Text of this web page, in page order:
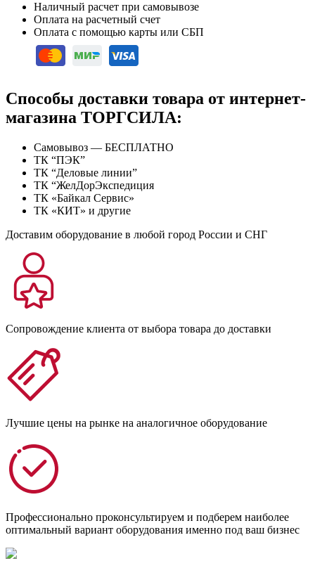
Наличный расчет при самовывозе
Оплата на расчетный счет
Оплата с помощью карты или СБП
Способы доставки товара от интернет-
магазина ТОРГСИЛА:
Самовывоз — БЕСПЛАТНО
ТК “ПЭК”
ТК “Деловые линии”
ТК “ЖелДорЭкспедиция
ТК «Байкал Сервис»
ТК «КИТ» и другие
Доставим оборудование в любой город России и СНГ
Сопровождение клиента от выбора товара до доставки
Лучшие цены на рынке на аналогичное оборудование
Профессионально проконсультируем и подберем наиболее
оптимальный вариант оборудования именно под ваш бизнес